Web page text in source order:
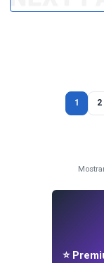
1 2
⭐